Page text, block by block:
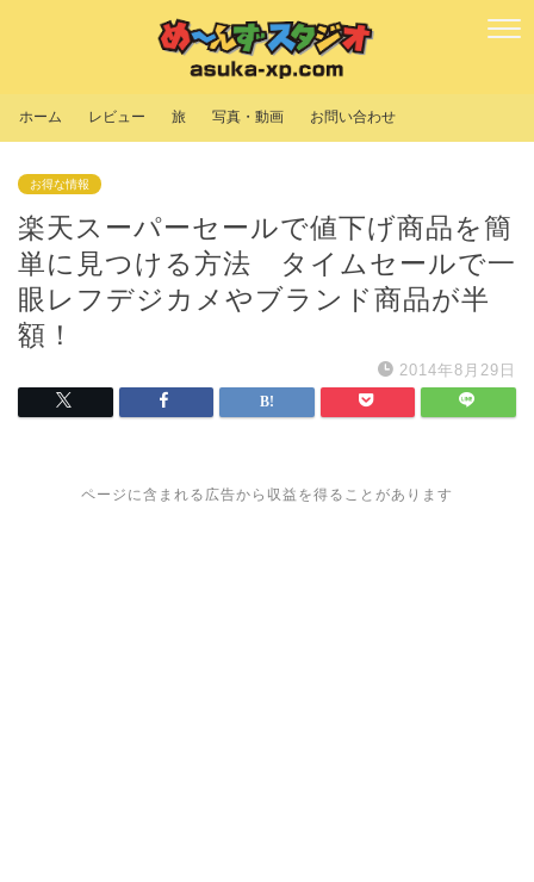
ホーム レビュー 旅 写真・動画 お問い合わせ
お得な情報
楽天スーパーセールで値下げ商品を簡
単に見つける方法 タイムセールで一
眼レフデジカメやブランド商品が半
額！
2014年8月29日
ページに含まれる広告から収益を得ることがあります